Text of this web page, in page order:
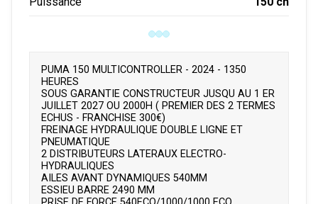
PUMA 150 MULTICONTROLLER - 2024 - 1350
HEURES
SOUS GARANTIE CONSTRUCTEUR JUSQU AU 1 ER
JUILLET 2027 OU 2000H ( PREMIER DES 2 TERMES
ECHUS - FRANCHISE 300€)
FREINAGE HYDRAULIQUE DOUBLE LIGNE ET
PNEUMATIQUE
2 DISTRIBUTEURS LATERAUX ELECTRO-
HYDRAULIQUES
AILES AVANT DYNAMIQUES 540MM
ESSIEU BARRE 2490 MM